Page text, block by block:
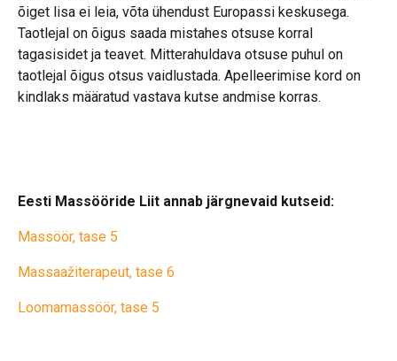
õiget lisa ei leia, võta ühendust Europassi keskusega.
Taotlejal on õigus saada mistahes otsuse korral
tagasisidet ja teavet. Mitterahuldava otsuse puhul on
taotlejal õigus otsus vaidlustada. Apelleerimise kord on
kindlaks määratud vastava kutse andmise korras.
Eesti Massööride Liit annab järgnevaid kutseid:
Massöör, tase 5
Massaažiterapeut, tase 6
Loomamassöör, tase 5